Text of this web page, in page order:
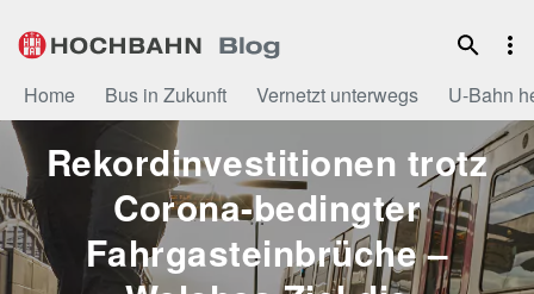
Inhalt
Home Bus in Zukunft Vernetzt unterwegs U-Bahn
Rekordinvestitionen trotz
Corona-bedingter
Fahrgasteinbrüche –